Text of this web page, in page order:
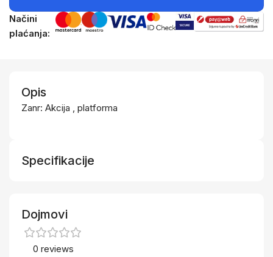
Načini
plaćanja:
Opis
Zanr: Akcija , platforma
Specifikacije
Dojmovi
0 reviews